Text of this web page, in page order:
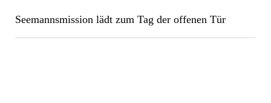
Seemannsmission lädt zum Tag der offenen Tür